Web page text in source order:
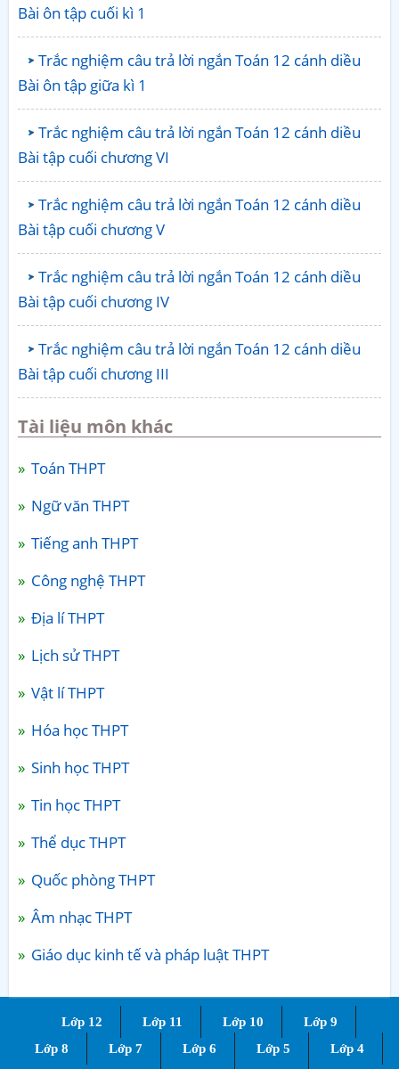
Bài ôn tập cuối kì 1
Trắc nghiệm câu trả lời ngắn Toán 12 cánh diều
Bài ôn tập giữa kì 1
Trắc nghiệm câu trả lời ngắn Toán 12 cánh diều
Bài tập cuối chương VI
Trắc nghiệm câu trả lời ngắn Toán 12 cánh diều
Bài tập cuối chương V
Trắc nghiệm câu trả lời ngắn Toán 12 cánh diều
Bài tập cuối chương IV
Trắc nghiệm câu trả lời ngắn Toán 12 cánh diều
Bài tập cuối chương III
Tài liệu môn khác
Toán THPT
Ngữ văn THPT
Tiếng anh THPT
Công nghệ THPT
Địa lí THPT
Lịch sử THPT
Vật lí THPT
Hóa học THPT
Sinh học THPT
Tin học THPT
Thể dục THPT
Quốc phòng THPT
Âm nhạc THPT
Giáo dục kinh tế và pháp luật THPT
Lớp 12 Lớp 11 Lớp 10
Lớp 9
Lớp 8
Lớp 7 Lớp 6 Lớp 5
Lớp 4